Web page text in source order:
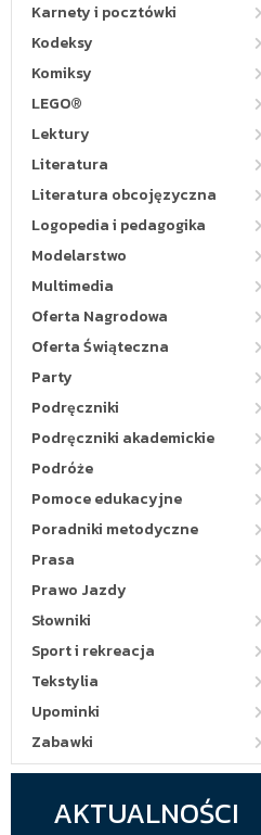
Karnety i pocztówki
Kodeksy
Komiksy
LEGO®
Lektury
Literatura
Literatura obcojęzyczna
Logopedia i pedagogika
Modelarstwo
Multimedia
Oferta Nagrodowa
Oferta Świąteczna
Party
Podręczniki
Podręczniki akademickie
Podróże
Pomoce edukacyjne
Poradniki metodyczne
Prasa
Prawo Jazdy
Słowniki
Sport i rekreacja
Tekstylia
Upominki
Zabawki
AKTUALNOŚCI